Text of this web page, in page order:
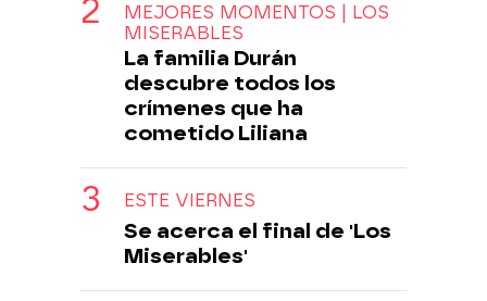
MEJORES MOMENTOS | LOS
MISERABLES
La familia Durán
descubre todos los
crímenes que ha
cometido Liliana
ESTE VIERNES
Se acerca el final de 'Los
Miserables'